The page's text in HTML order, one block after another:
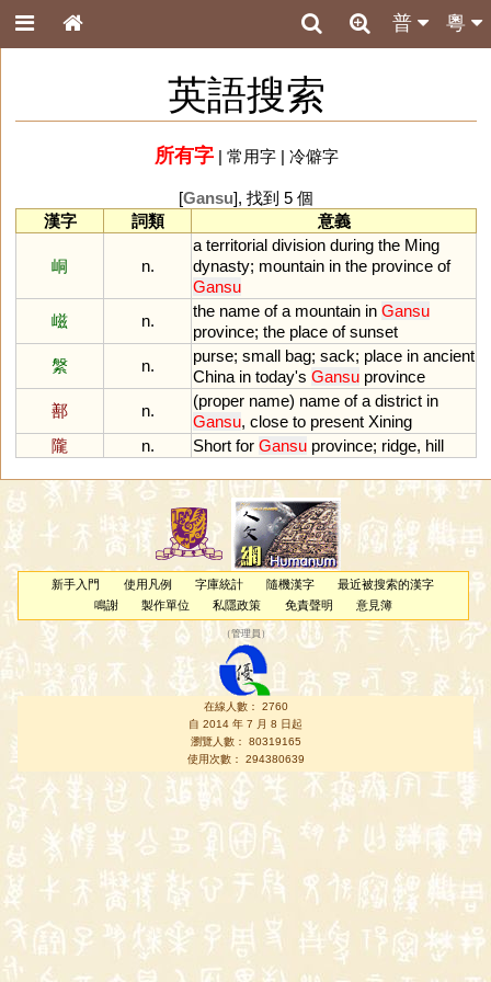
粵
普
英語搜索
所有字| 常用字| 冷僻字
[Gansu], 找到 5 個
漢字
詞類 意義
峒 n.
a territorial division during the Ming
dynasty; mountain in the province of
Gansu
嵫
n.
the name of a mountain in Gansu
province; the place of sunset
縏
n.
purse; small bag; sack; place in ancient
China in today's Gansu province
鄯
n.
(proper name) name of a district in
Gansu, close to present Xining
隴
n. Short for Gansu province; ridge, hill
新手入門 使用凡例 字庫統計 隨機漢字
最近被搜索的漢字
鳴謝
製作單位 私隱政策 免責聲明 意見簿
（管理員 ）
在線人數： 2760
自 2014 年 7 月 8 日起
瀏覽人數： 80319165
使用次數： 294380639